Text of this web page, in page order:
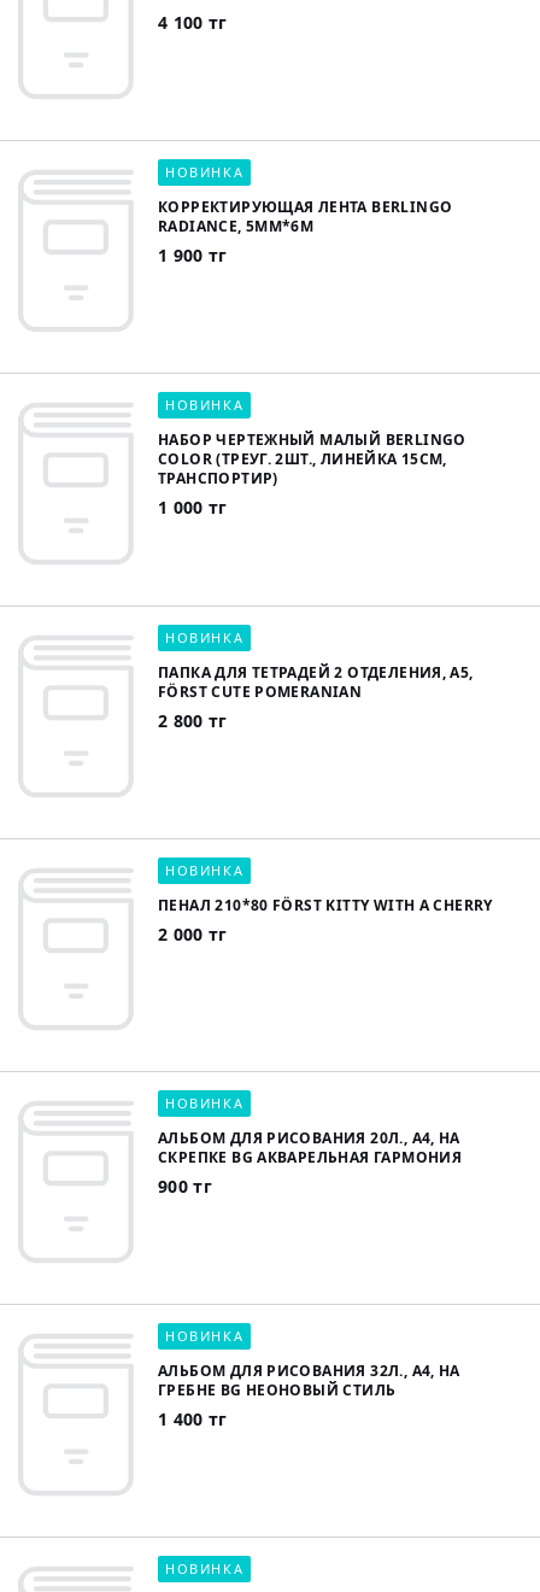
4 100 тг
НОВИНКА
КОРРЕКТИРУЮЩАЯ ЛЕНТА BERLINGO
RADIANCE, 5ММ*6М
1 900 тг
НОВИНКА
НАБОР ЧЕРТЕЖНЫЙ МАЛЫЙ BERLINGO
COLOR (ТРЕУГ. 2ШТ., ЛИНЕЙКА 15СМ,
ТРАНСПОРТИР)
1 000 тг
НОВИНКА
ПАПКА ДЛЯ ТЕТРАДЕЙ 2 ОТДЕЛЕНИЯ, А5,
FÖRST CUTE POMERANIAN
2 800 тг
НОВИНКА
ПЕНАЛ 210*80 FÖRST KITTY WITH A CHERRY
2 000 тг
НОВИНКА
АЛЬБОМ ДЛЯ РИСОВАНИЯ 20Л., А4, НА
СКРЕПКЕ BG АКВАРЕЛЬНАЯ ГАРМОНИЯ
900 тг
НОВИНКА
АЛЬБОМ ДЛЯ РИСОВАНИЯ 32Л., А4, НА
ГРЕБНЕ BG НЕОНОВЫЙ СТИЛЬ
1 400 тг
НОВИНКА